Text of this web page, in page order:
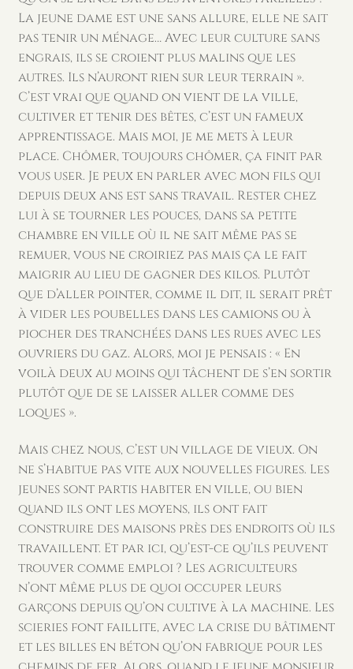
La jeune dame est une sans allure, elle ne sait
pas tenir un ménage… Avec leur culture sans
engrais, ils se croient plus malins que les
autres. Ils n’auront rien sur leur terrain ».
C’est vrai que quand on vient de la ville,
cultiver et tenir des bêtes, c’est un fameux
apprentissage. Mais moi, je me mets à leur
place. Chômer, toujours chômer, ça finit par
vous user. Je peux en parler avec mon fils qui
depuis deux ans est sans travail. Rester chez
lui à se tourner les pouces, dans sa petite
chambre en ville où il ne sait même pas se
remuer, vous ne croiriez pas mais ça le fait
maigrir au lieu de gagner des kilos. Plutôt
que d’aller pointer, comme il dit, il serait prêt
à vider les poubelles dans les camions ou à
piocher des tranchées dans les rues avec les
ouvriers du gaz. Alors, moi je pensais : « En
voilà deux au moins qui tâchent de s’en sortir
plutôt que de se laisser aller comme des
loques ».
Mais chez nous, c’est un village de vieux. On
ne s’habitue pas vite aux nouvelles figures. Les
jeunes sont partis habiter en ville, ou bien
quand ils ont les moyens, ils ont fait
construire des maisons près des endroits où ils
travaillent. Et par ici, qu’est-ce qu’ils peuvent
trouver comme emploi ? Les agriculteurs
n’ont même plus de quoi occuper leurs
garçons depuis qu’on cultive à la machine. Les
scieries font faillite, avec la crise du bâtiment
et les billes en béton qu’on fabrique pour les